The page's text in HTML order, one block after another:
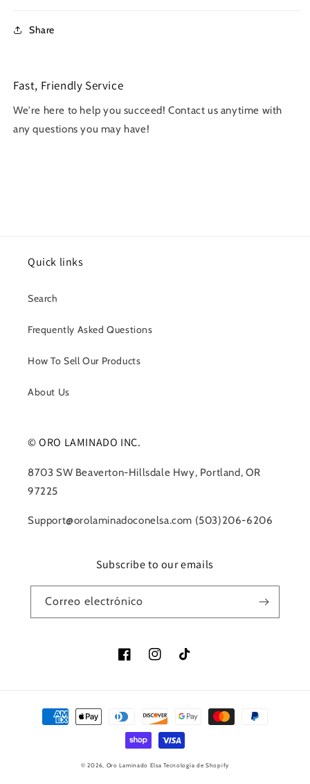
Share
Fast, Friendly Service
We're here to help you succeed! Contact us anytime with
any questions you may have!
Quick links
Search
Frequently Asked Questions
How To Sell Our Products
About Us
© ORO LAMINADO INC.
8703 SW Beaverton-Hillsdale Hwy, Portland, OR
97225
Support@orolaminadoconelsa.com (503)206-6206
Subscribe to our emails
Correo electrónico
FacebookInstagramTikTok
Formas
© 2026, Oro Laminado Elsa Tecnología de Shopify